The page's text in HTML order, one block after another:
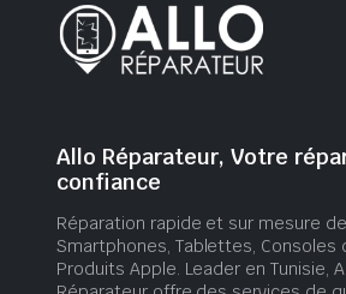
Allo Réparateur, Votre
confiance
Réparation rapide et sur mesure de
Smartphones, Tablettes, Consoles
Produits Apple. Leader en Tunisie,